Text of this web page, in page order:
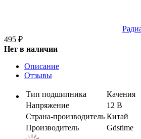
495 ₽
Нет в наличии
Описание
Отзывы
Тип подшипника
Качения
Напряжение
12 В
Страна-производитель Китай
Производитель
Gdstime